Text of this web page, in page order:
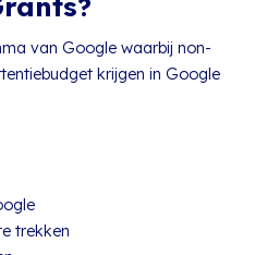
van Google waarbij non-
krijgen in Google
trekken